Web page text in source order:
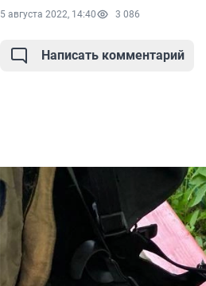
5 августа 2022, 14:40 3 086
Написать комментарий